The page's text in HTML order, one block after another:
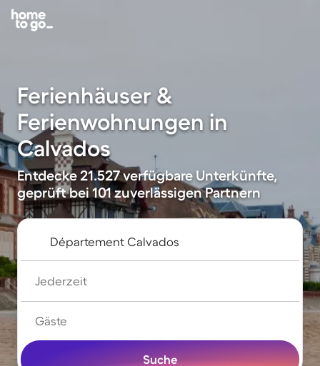
Ferienhäuser &
Ferienwohnungen in
Calvados
Entdecke 21.527 verfügbare Unterkünfte,
geprüft bei 101 zuverlässigen Partnern
Jederzeit
Gäste
Suche